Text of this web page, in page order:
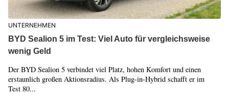
UNTERNEHMEN
BYD Sealion 5 im Test: Viel Auto für vergleichsweise
wenig Geld
Der BYD Sealion 5 verbindet viel Platz, hohen Komfort und einen
erstaunlich großen Aktionsradius. Als Plug-in-Hybrid schafft er im
Test 80...